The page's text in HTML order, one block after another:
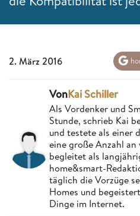
2. März 2016
VonKai Schiller
Als Vordenker und
Stunde, schrieb Kai
und testete als einer
eine große Anzahl
begleitet als
home&smart-
täglich die Vorzüge
Homes und
Dinge im Internet.